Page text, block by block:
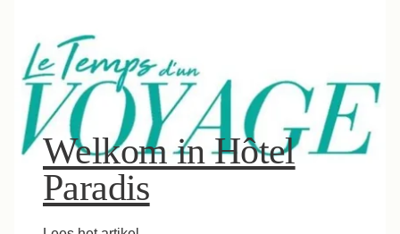
Welkom in Hôtel
Paradis